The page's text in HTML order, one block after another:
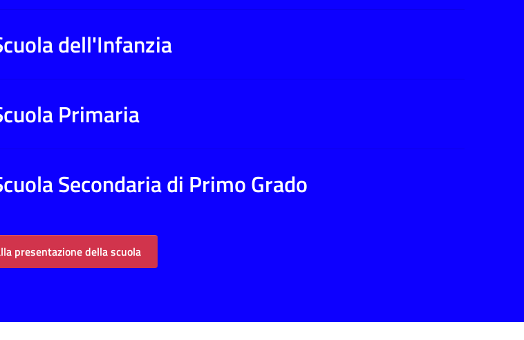
dell'Infanzia
Primaria
Secondaria di Primo Grado
presentazione della scuola